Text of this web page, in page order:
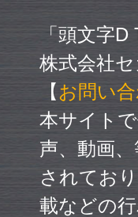
「頭文字
株式会社
【お問い
本サイト
声、動画
されてお
載などの